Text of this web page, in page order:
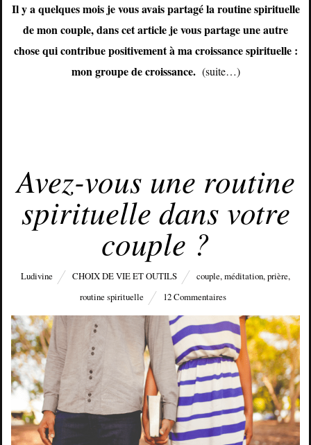
Il y a quelques mois je vous avais partagé la routine spirituelle
de mon couple, dans cet article je vous partage une autre
chose qui contribue positivement à ma croissance spirituelle :
mon groupe de croissance. (suite…)
Avez-vous une routine
spirituelle dans votre
couple ?
Ludivine CHOIX DE VIE ET OUTILS couple,méditation,prière,
routine spirituelle
12 Commentaires